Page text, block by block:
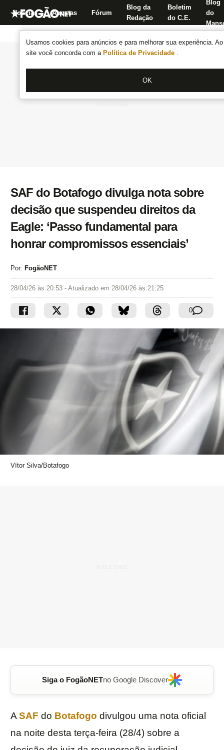
Usamos cookies para anúncios e para melhorar sua experiência.
site você concorda com a Política de Privacidade .
OK
Notícias Apostas Fórum
Blog da
Redação
Boletim
do C.E.
Blog
do
SAF do Botafogo divulga nota sobre
decisão que suspendeu direitos da
Eagle: ‘Passo fundamental para
honrar compromissos essenciais’
Por: FogãoNET
28/04/26 às 20:53 - Atualizado em 28/04/26 às 21:25
0
Vítor Silva/Botafogo
Siga o FogãoNETno Google Discover
ASAF do Botafogo divulgou uma nota oficial
na noite desta terça-feira (28/4) sobre a